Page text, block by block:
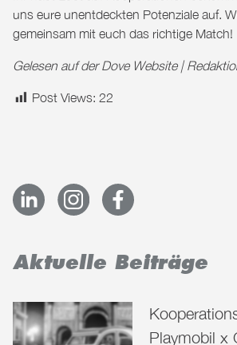
uns eure unentdeckten Potenziale auf.
gemeinsam mit euch das richtige Match!
Gelesen auf derDove Website|
Post Views: 22
Aktuelle Beiträge
Playmobil x